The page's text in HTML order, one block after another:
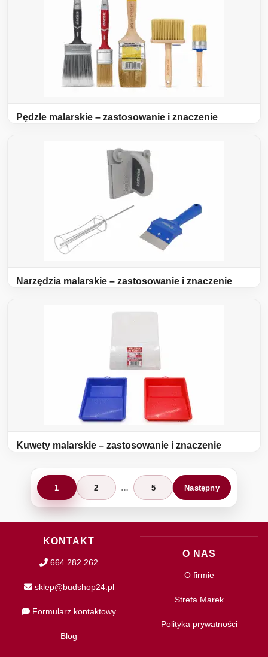
Pędzle malarskie – zastosowanie i znaczenie
Narzędzia malarskie – zastosowanie i znaczenie
Kuwety malarskie – zastosowanie i znaczenie
Stronicowanie
wpisów
1 2 … 5 Następny
KONTAKT
664 282 262
sklep@budshop24.pl
Formularz kontaktowy
Blog
O NAS
O firmie
Strefa Marek
Polityka prywatności